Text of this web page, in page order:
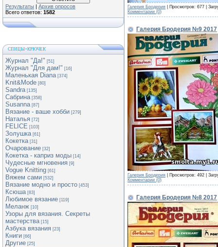
Результаты | Архив опросов
Всего ответов: 1582
СПИЦЫ+КРЮЧЕК
Журнал "Да!" [51]
Журнал "Для дам!" [16]
Маленькая Diana [374]
Knit&Mode [80]
Sandra [135]
Сабрина [358]
Susanna [87]
Вязание - ваше хобби [279]
Наталья [72]
FELICE [103]
Золушка [61]
Кокетка [31]
Очарование [32]
Кокетка - каприз моды [14]
Чудесные мгновения [9]
Vogue Knitting [61]
Вяжем сами [532]
Вязание модно и просто [453]
Ксюша [83]
Любимое вязание [119]
Меланж [10]
Узоры для вязания. Секреты
мастерства [15]
Азбука вязания [23]
Книги [66]
Другие [25]
Галерия Бродерия | Просмотров: 677 |
Комментарии (0)
Галерия Бродерия №9 2017
Галерия Бродерия | Просмотров: 492 |
Комментарии (0)
Галерия Бродерия №8 2017